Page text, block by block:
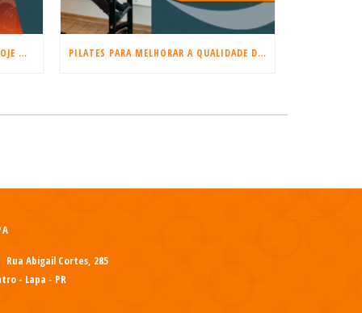
COMEÇE A TREINAR MUSCULAÇÃO HOJE MESMO! PILATES PARA MELHORAR A QUALIDADE DO SONO E REDUZIR O ESTRESSE
Rua Abigail Cortes, 285
- Lapa - PR